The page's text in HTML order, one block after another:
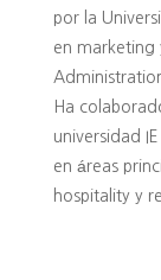
por la
en marketing
Ha
universidad
en áreas
hospitality y